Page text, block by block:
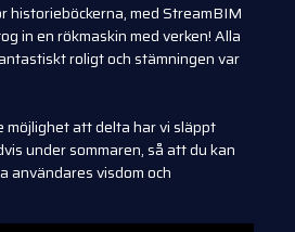
historieböckerna, med StreamBIM
in en rökmaskin med verken! Alla
roligt och stämningen var
möjlighet att delta har vi släppt
under sommaren, så att du kan
användares visdom och